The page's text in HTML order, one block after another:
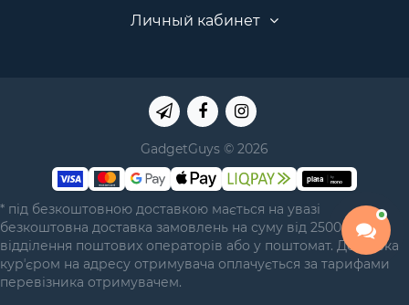
Личный кабинет
GadgetGuys © 2026
* під безкоштовною доставкою мається на увазі
безкоштовна доставка замовлень на суму від 2500 грн у
відділення поштових операторів або у поштомат. Доставка
курʼєром на адресу отримувача оплачується за тарифами
перевізника отримувачем.